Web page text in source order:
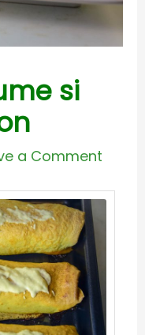
si
a Comment